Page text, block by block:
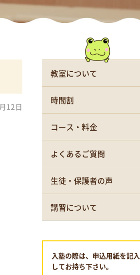
12日
教室について
時間割
コース・料金
よくあるご質問
生徒・保護者の声
講習について
入塾の際は、申込用紙を記入
してお持ち下さい。